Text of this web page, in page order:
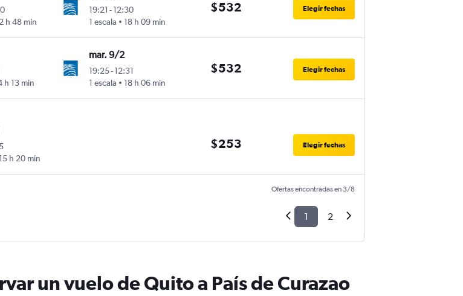
h 48 min
19:21 -12:30
1 escala
18 h 09 min
$532 Elegir fechas
h 13 min
mar. 9/2
19:25-12:31
1 escala
18 h 06 min
$532 Elegir fechas
15 h 20 min
$253 Elegir fechas
Ofertas encontradas en 3/8
1 2
un vuelo de Quito a País de Curazao